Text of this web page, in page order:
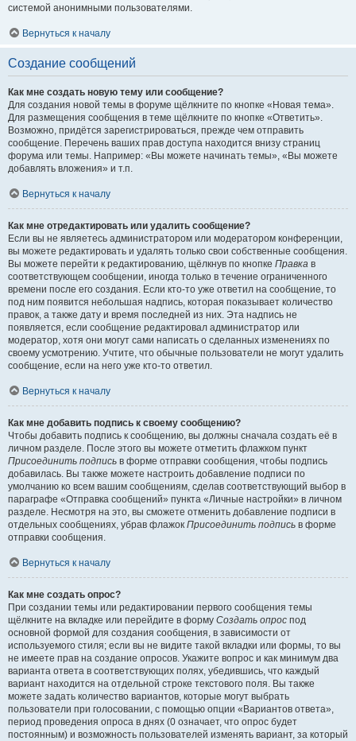
системой анонимными пользователями.
Вернуться к началу
Создание сообщений
Как мне создать новую тему или сообщение?
Для создания новой темы в форуме щёлкните по кнопке «Новая тема».
Для размещения сообщения в теме щёлкните по кнопке «Ответить».
Возможно, придётся зарегистрироваться, прежде чем отправить
сообщение. Перечень ваших прав доступа находится внизу страниц
форума или темы. Например: «Вы можете начинать темы», «Вы можете
добавлять вложения» и т.п.
Вернуться к началу
Как мне отредактировать или удалить сообщение?
Если вы не являетесь администратором или модератором конференции,
вы можете редактировать и удалять только свои собственные сообщения.
Вы можете перейти к редактированию, щёлкнув по кнопке Правка в
соответствующем сообщении, иногда только в течение ограниченного
времени после его создания. Если кто-то уже ответил на сообщение, то
под ним появится небольшая надпись, которая показывает количество
правок, а также дату и время последней из них. Эта надпись не
появляется, если сообщение редактировал администратор или
модератор, хотя они могут сами написать о сделанных изменениях по
своему усмотрению. Учтите, что обычные пользователи не могут удалить
сообщение, если на него уже кто-то ответил.
Вернуться к началу
Как мне добавить подпись к своему сообщению?
Чтобы добавить подпись к сообщению, вы должны сначала создать её в
личном разделе. После этого вы можете отметить флажком пункт
Присоединить подпись в форме отправки сообщения, чтобы подпись
добавилась. Вы также можете настроить добавление подписи по
умолчанию ко всем вашим сообщениям, сделав соответствующий выбор в
параграфе «Отправка сообщений» пункта «Личные настройки» в личном
разделе. Несмотря на это, вы сможете отменить добавление подписи в
отдельных сообщениях, убрав флажок Присоединить подпись в форме
отправки сообщения.
Вернуться к началу
Как мне создать опрос?
При создании темы или редактировании первого сообщения темы
щёлкните на вкладке или перейдите в форму Создать опрос под
основной формой для создания сообщения, в зависимости от
используемого стиля; если вы не видите такой вкладки или формы, то вы
не имеете прав на создание опросов. Укажите вопрос и как минимум два
варианта ответа в соответствующих полях, убедившись, что каждый
вариант находится на отдельной строке текстового поля. Вы также
можете задать количество вариантов, которые могут выбрать
пользователи при голосовании, с помощью опции «Вариантов ответа»,
период проведения опроса в днях (0 означает, что опрос будет
постоянным) и возможность пользователей изменять вариант, за который